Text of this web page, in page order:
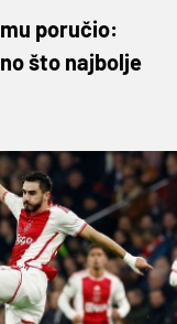
poručio:
što najbolje